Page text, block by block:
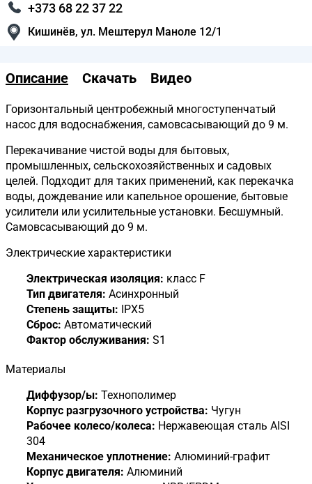
+373 68 22 37 22
Кишинёв, ул. Мештерул Маноле 12/1
Описание Скачать Видео
Горизонтальный центробежный многоступенчатый
насос для водоснабжения, самовсасывающий до 9 м.
Перекачивание чистой воды для бытовых,
промышленных, сельскохозяйственных и садовых
целей. Подходит для таких применений, как перекачка
воды, дождевание или капельное орошение, бытовые
усилители или усилительные установки. Бесшумный.
Самовсасывающий до 9 м.
Электрические характеристики
Электрическая изоляция: класс F
Тип двигателя: Асинхронный
Степень защиты: IPX5
Сброс: Автоматический
Фактор обслуживания: S1
Материалы
Диффузор/ы: Технополимер
Корпус разгрузочного устройства: Чугун
Рабочее колесо/колеса: Нержавеющая сталь AISI
304
Механическое уплотнение: Алюминий-графит
Корпус двигателя: Алюминий